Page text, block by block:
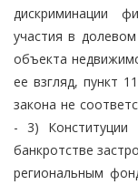
дискриминации
участия в
объекта
ее взгляд, пункт
закона не
- 3) Конституции
банкротстве
региональным